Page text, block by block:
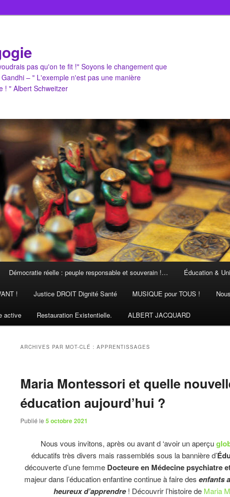
pas qu'on te fit !" Soyons le changement que
– " L'exemple n'est pas une manière
! " Albert Schweitzer
Démocratie réelle : peuple responsable et souverain !… Éducation &
! Justice DROIT Dignité Santé MUSIQUE pour TOUS !
active Restauration Existentielle. ALBERT JACQUARD
ARCHIVES PAR MOT-CLÉ : APPRENTISSAGES
Maria Montessori et quelle
éducation aujourd’hui ?
Publié le 5 octobre 2021
Nous vous invitons, après ou avant d ‘avoir un aperçu
éducatifs très divers mais rassemblés sous la bannière d’
découverte d’une femmeDocteure en Médecine psychiatre
majeur dans l’éducation enfantine continue à faire des enfants
heureux d’apprendre! Découvrir l’histoire de Maria